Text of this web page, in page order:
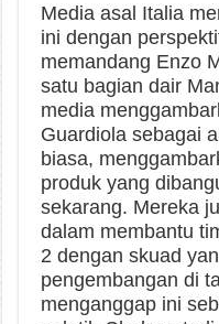
Media asal Italia
ini dengan
memandang Enzo
satu bagian dair
media
Guardiola sebagai
biasa,
produk yang
sekarang. Mereka
dalam membantu
2 dengan skuad
pengembangan di
menganggap ini